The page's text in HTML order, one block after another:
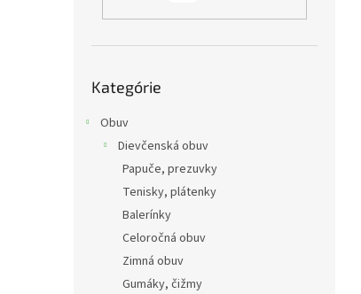
kategórie
Kategórie
Obuv
Dievčenská obuv
Papuče, prezuvky
Tenisky, plátenky
Balerínky
Celoročná obuv
Zimná obuv
Gumáky, čižmy